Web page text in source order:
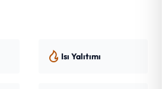
Isı Yalıtımı